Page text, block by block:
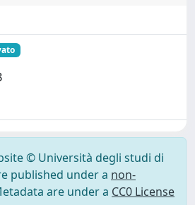
© Università degli studi di
published under a non-
are under a CC0 License